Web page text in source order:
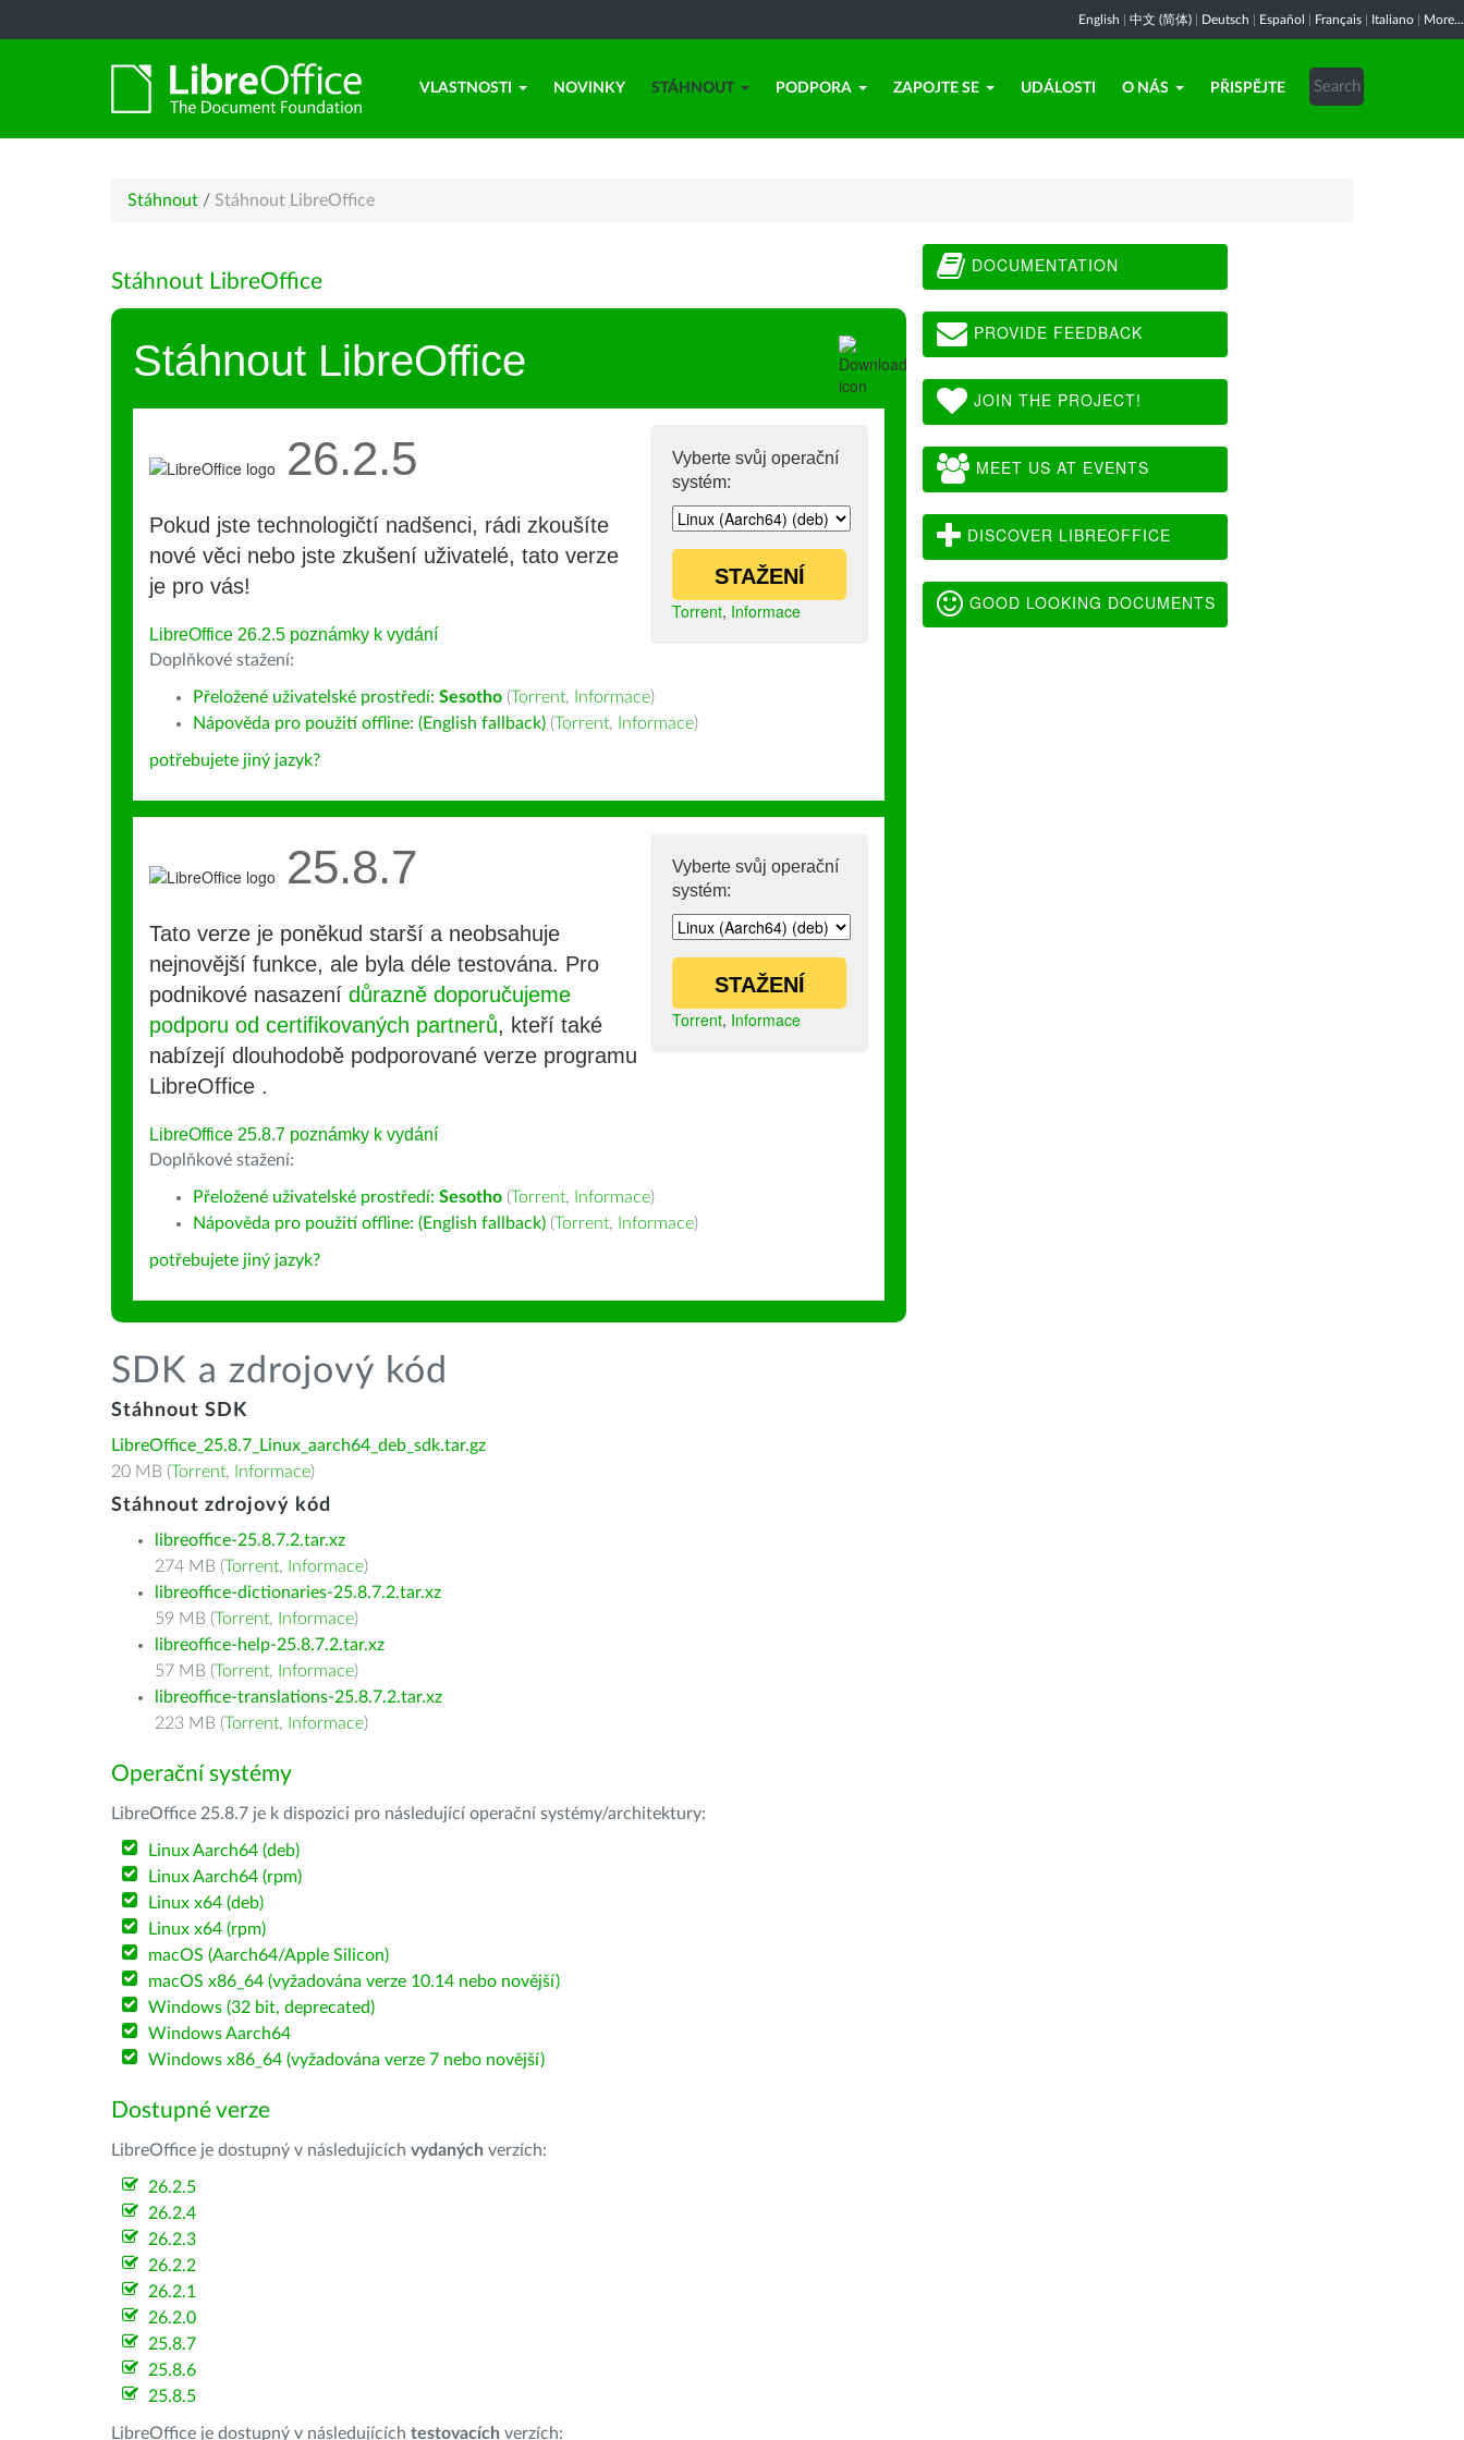
English 中文 (简体) Deutsch Español Français Italiano More...
VLASTNOSTI NOVINKY STÁHNOUT PODPORA ZAPOJTE SE UDÁLOSTI O NÁS PŘISPĚJTE
Stáhnout / Stáhnout LibreOffice
Stáhnout LibreOffice
Stáhnout LibreOffice
Vyberte svůj operační
systém:
STAŽENÍ
Torrent, Informace
26.2.5
Pokud jste technologičtí nadšenci, rádi zkoušíte
nové věci nebo jste zkušení uživatelé, tato verze
je pro vás!
LibreOffice 26.2.5 poznámky k vydání
Doplňkové stažení:
Přeložené uživatelské prostředí: Sesotho (Torrent, Informace)
Nápověda pro použití offline: (English fallback) (Torrent, Informace)
potřebujete jiný jazyk?
Vyberte svůj operační
systém:
STAŽENÍ
Torrent, Informace
25.8.7
Tato verze je poněkud starší a neobsahuje
nejnovější funkce, ale byla déle testována. Pro
podnikové nasazení důrazně doporučujeme
podporu od certifikovaných partnerů, kteří také
nabízejí dlouhodobě podporované verze programu
LibreOffice .
LibreOffice 25.8.7 poznámky k vydání
Doplňkové stažení:
Přeložené uživatelské prostředí: Sesotho (Torrent, Informace)
Nápověda pro použití offline: (English fallback) (Torrent, Informace)
potřebujete jiný jazyk?
SDK a zdrojový kód
Stáhnout SDK
LibreOffice_25.8.7_Linux_aarch64_deb_sdk.tar.gz
20 MB (Torrent, Informace)
Stáhnout zdrojový kód
libreoffice-25.8.7.2.tar.xz
274 MB (Torrent, Informace)
libreoffice-dictionaries-25.8.7.2.tar.xz
59 MB (Torrent, Informace)
libreoffice-help-25.8.7.2.tar.xz
57 MB (Torrent, Informace)
libreoffice-translations-25.8.7.2.tar.xz
223 MB (Torrent, Informace)
Operační systémy
LibreOffice 25.8.7 je k dispozici pro následující operační systémy/architektury:
Linux Aarch64 (deb)
Linux Aarch64 (rpm)
Linux x64 (deb)
Linux x64 (rpm)
macOS (Aarch64/Apple Silicon)
macOS x86_64 (vyžadována verze 10.14 nebo novější)
Windows (32 bit, deprecated)
Windows Aarch64
Windows x86_64 (vyžadována verze 7 nebo novější)
Dostupné verze
LibreOffice je dostupný v následujících vydaných verzích:
26.2.5
26.2.4
26.2.3
26.2.2
26.2.1
26.2.0
25.8.7
25.8.6
25.8.5
LibreOffice je dostupný v následujících testovacích verzích:
DOCUMENTATION
PROVIDE FEEDBACK
JOIN THE PROJECT!
MEET US AT EVENTS
DISCOVER LIBREOFFICE
GOOD LOOKING DOCUMENTS